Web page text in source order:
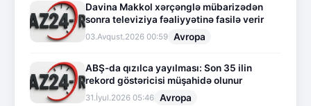
Davina Makkol xərçənglə mübarizədən
sonra televiziya fəaliyyətinə fasilə verir
03.Avqust.2026 00:59 Avropa
ABŞ-da qızılca yayılması: Son 35 ilin
rekord göstəricisi müşahidə olunur
31.İyul.2026 05:46 Avropa